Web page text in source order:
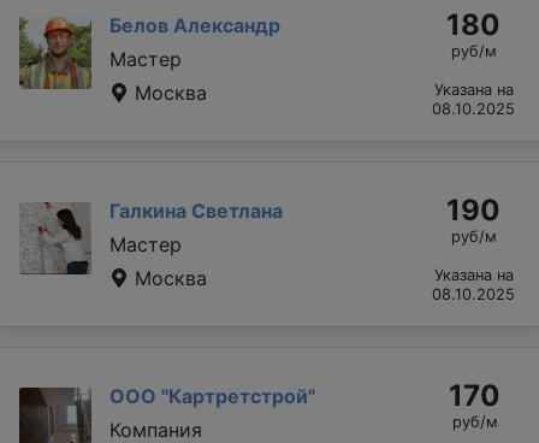
Белов Александр
Мастер
Москва
180
руб/м
Указана на
08.10.2025
Галкина Светлана
Мастер
Москва
190
руб/м
Указана на
08.10.2025
ООО "Картретстрой"
Компания
170
руб/м